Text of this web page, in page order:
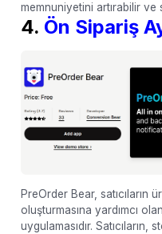
memnuniyetini artırabilir ve
4. Ön Sipariş
PreOrder Bear, satıcıların
oluşturmasına yardımcı
uygulamasıdır.